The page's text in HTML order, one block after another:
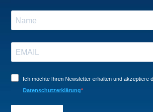
Ich möchte Ihren Newsletter erhalten und akzeptiere
Datenschutzerklärung